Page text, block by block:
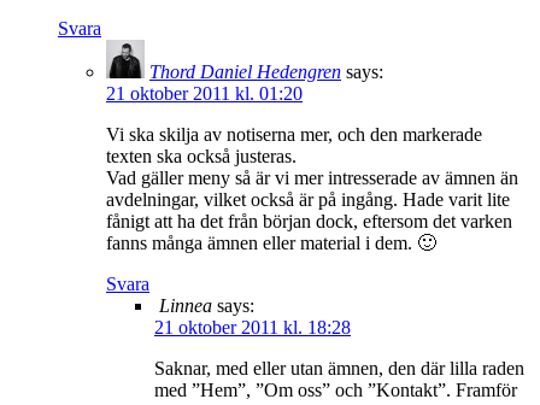
Svara
Thord Daniel Hedengren says:
21 oktober 2011 kl. 01:20
Vi ska skilja av notiserna mer, och den markerade
texten ska också justeras.
Vad gäller meny så är vi mer intresserade av ämnen än
avdelningar, vilket också är på ingång. Hade varit lite
fånigt att ha det från början dock, eftersom det varken
fanns många ämnen eller material i dem. 🙂
Svara
Linnea says:
21 oktober 2011 kl. 18:28
Saknar, med eller utan ämnen, den där lilla raden
med ”Hem”, ”Om oss” och ”Kontakt”. Framför